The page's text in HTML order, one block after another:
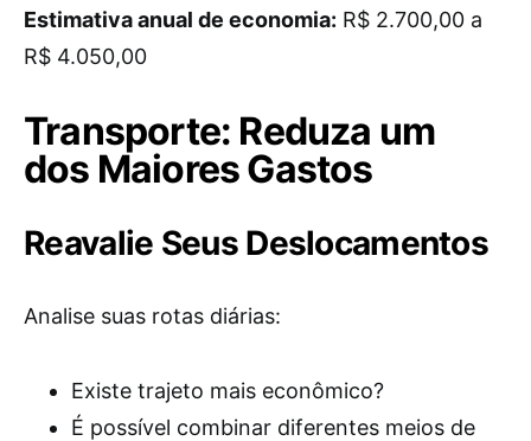
Estimativa anual de economia: R$ 2.700,00 a
R$ 4.050,00
Transporte: Reduza um
dos Maiores Gastos
Reavalie Seus Deslocamentos
Analise suas rotas diárias:
Existe trajeto mais econômico?
É possível combinar diferentes meios de